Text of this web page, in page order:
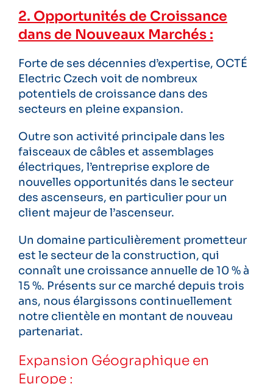
2. Opportunités de Croissance
dans de Nouveaux Marchés :
Forte de ses décennies d’expertise, OCTÉ
Electric Czech voit de nombreux
potentiels de croissance dans des
secteurs en pleine expansion.
Outre son activité principale dans les
faisceaux de câbles et assemblages
électriques, l’entreprise explore de
nouvelles opportunités dans le secteur
des ascenseurs, en particulier pour un
client majeur de l’ascenseur.
Un domaine particulièrement prometteur
est le secteur de la construction, qui
connaît une croissance annuelle de 10 % à
15 %. Présents sur ce marché depuis trois
ans, nous élargissons continuellement
notre clientèle en montant de nouveau
partenariat.
Expansion Géographique en
Europe :